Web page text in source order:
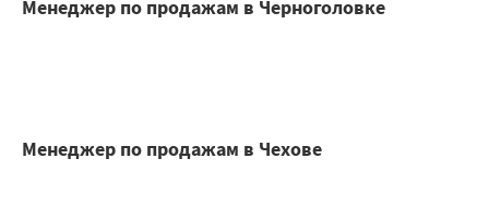
Менеджер по продажам в Черноголовке
Менеджер по продажам в Чехове